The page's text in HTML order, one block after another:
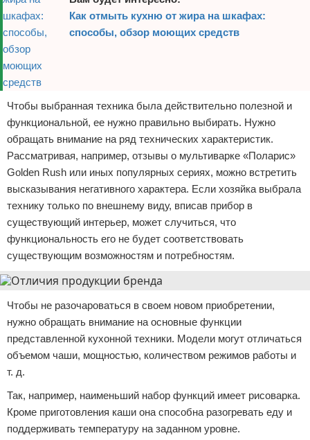
Как отмыть кухню от жира на шкафах:
способы, обзор моющих средств
Чтобы выбранная техника была действительно полезной и
функциональной, ее нужно правильно выбирать. Нужно
обращать внимание на ряд технических характеристик.
Рассматривая, например, отзывы о мультиварке «Поларис»
Golden Rush или иных популярных сериях, можно встретить
высказывания негативного характера. Если хозяйка выбрала
технику только по внешнему виду, вписав прибор в
существующий интерьер, может случиться, что
функциональность его не будет соответствовать
существующим возможностям и потребностям.
Чтобы не разочароваться в своем новом приобретении,
нужно обращать внимание на основные функции
представленной кухонной техники. Модели могут отличаться
объемом чаши, мощностью, количеством режимов работы и
т. д.
Так, например, наименьший набор функций имеет рисоварка.
Кроме приготовления каши она способна разогревать еду и
поддерживать температуру на заданном уровне.